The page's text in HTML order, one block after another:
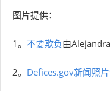
图片提供：
1。 不要欺负由
2。 Defices.gov新闻照